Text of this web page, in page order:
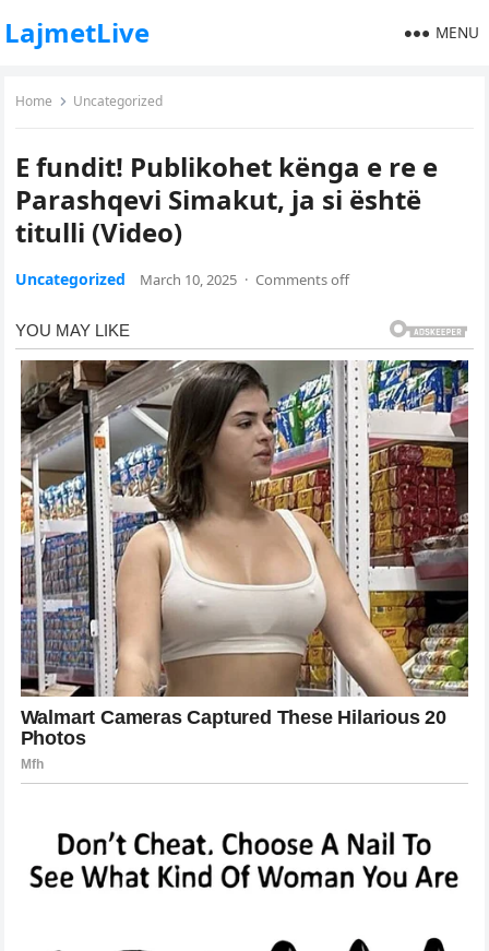
LajmetLive MENU
Home Uncategorized
E fundit! Publikohet kënga e re e
Parashqevi Simakut, ja si është
titulli (Video)
Uncategorized March 10, 2025 · Comments off